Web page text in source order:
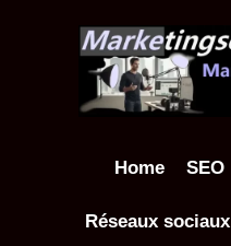
Home SEO
Réseaux sociaux